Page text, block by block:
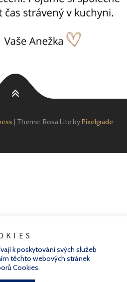
| Theme: Rosa Lite byPixelgrade.
k poskytování svých služeb
těchto webových stránek
Cookies.